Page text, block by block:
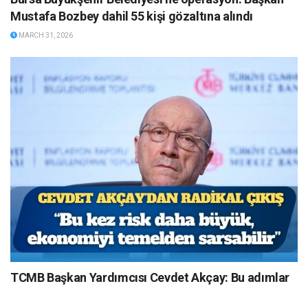
Mustafa Bozbey dahil 55 kişi gözaltına alındı
MARCH 31, 2026
TCMB Başkan Yardımcısı Cevdet Akçay: Bu adımlar